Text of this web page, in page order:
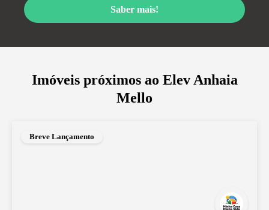
Saber mais!
Imóveis próximos ao Elev Anhaia
Mello
Breve Lançamento